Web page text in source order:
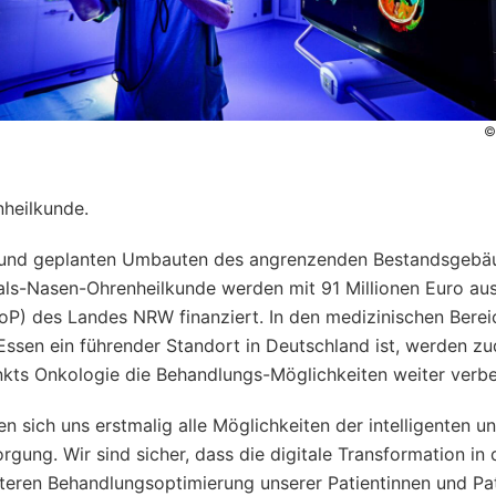
geplanten Umbauten des angrenzenden
Nasen-Ohrenheilkunde werden mit 91 Millionen Euro
des Landes NRW finanziert. In den medizinischen
ein führender Standort in Deutschland ist, werden
Onkologie die Behandlungs-Möglichkeiten weiter
sich uns erstmalig alle Möglichkeiten der intelligenten
Wir sind sicher, dass die digitale Transformation in
Behandlungsoptimierung unserer Patientinnen und